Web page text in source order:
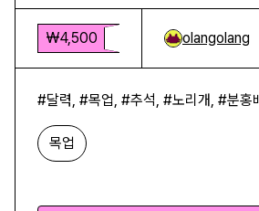
₩4,500 olangolang
#달력, #목업, #추석, #노리개, #분홍
목업